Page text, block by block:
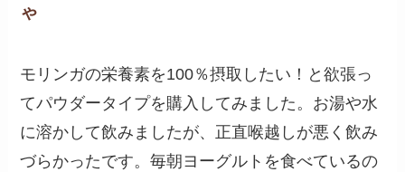
ゃ
モリンガの栄養素を100％摂取したい！と欲張っ
てパウダータイプを購入してみました。お湯や水
に溶かして飲みましたが、正直喉越しが悪く飲み
づらかったです。毎朝ヨーグルトを食べているの